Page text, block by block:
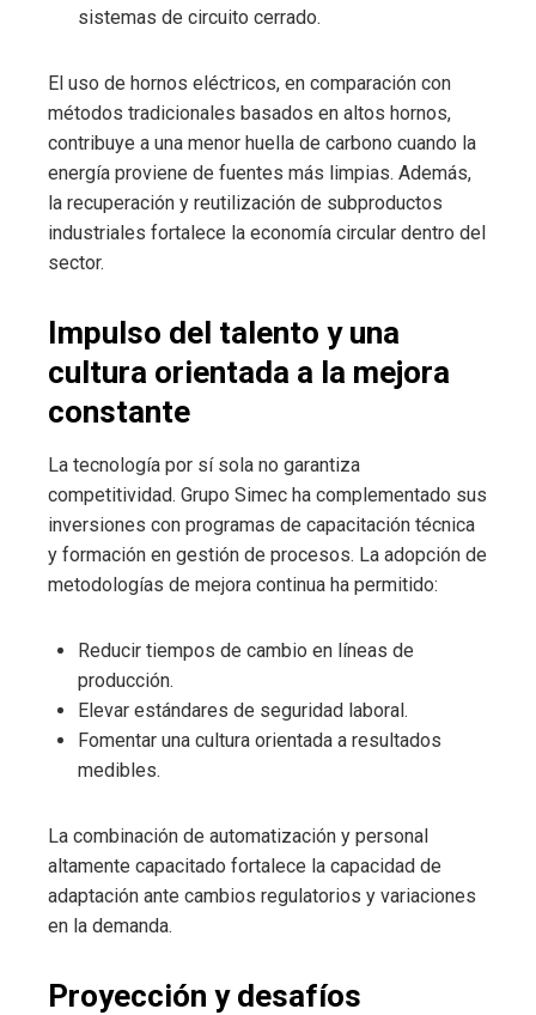
sistemas de circuito cerrado.
El uso de hornos eléctricos, en comparación con
métodos tradicionales basados en altos hornos,
contribuye a una menor huella de carbono cuando la
energía proviene de fuentes más limpias. Además,
la recuperación y reutilización de subproductos
industriales fortalece la economía circular dentro del
sector.
Impulso del talento y una
cultura orientada a la mejora
constante
La tecnología por sí sola no garantiza
competitividad. Grupo Simec ha complementado sus
inversiones con programas de capacitación técnica
y formación en gestión de procesos. La adopción de
metodologías de mejora continua ha permitido:
Reducir tiempos de cambio en líneas de
producción.
Elevar estándares de seguridad laboral.
Fomentar una cultura orientada a resultados
medibles.
La combinación de automatización y personal
altamente capacitado fortalece la capacidad de
adaptación ante cambios regulatorios y variaciones
en la demanda.
Proyección y desafíos